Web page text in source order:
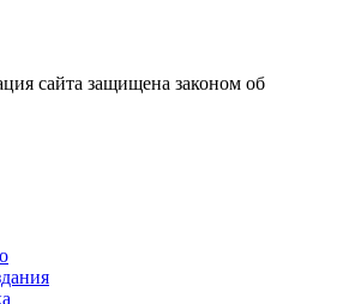
сайта защищена законом об